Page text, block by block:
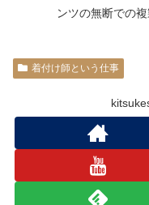
ンツの無断での
着付け師という仕事